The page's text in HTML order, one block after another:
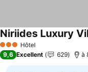
3 ÉtoilesHôtel
Niriides Luxury
9,6 Excellent 629 à